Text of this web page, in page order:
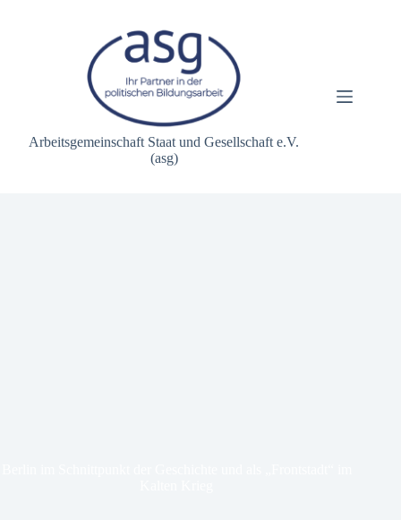
Arbeitsgemeinschaft Staat und Gesellschaft e.V.
(asg)